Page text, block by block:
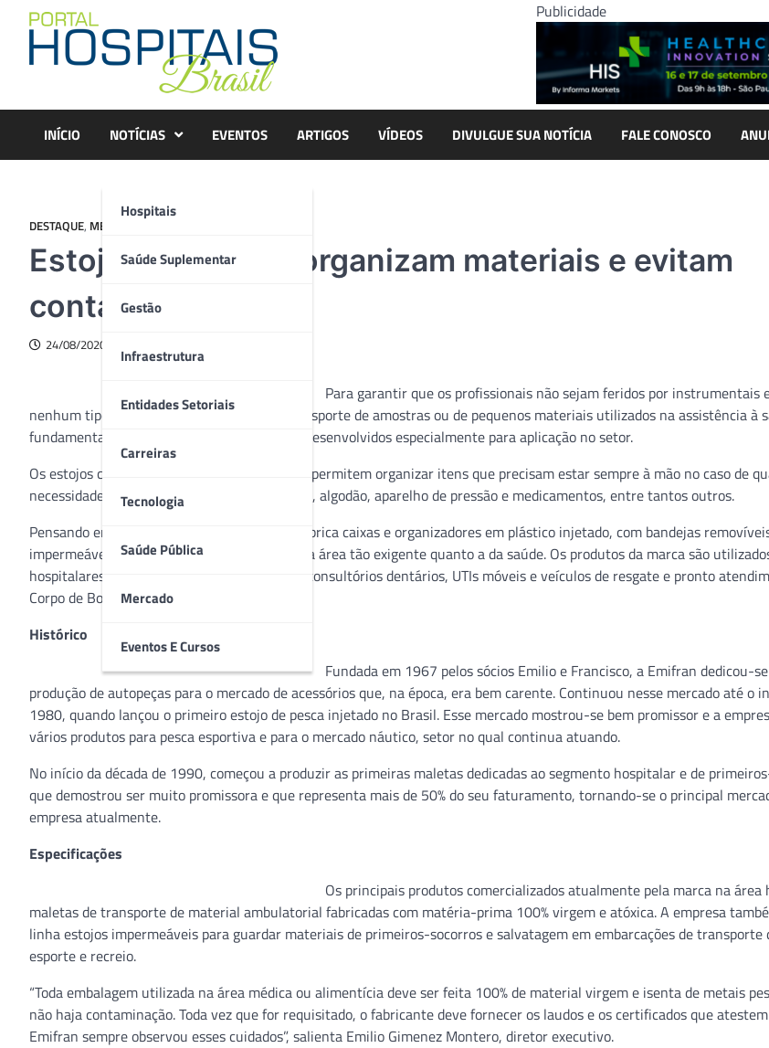
content
Publicidade
INÍCIO NOTÍCIAS
Hospitais
Saúde Suplementar
Gestão
Infraestrutura
Entidades Setoriais
Carreiras
Tecnologia
Saúde Pública
Mercado
Eventos E Cursos
EVENTOS ARTIGOS VÍDEOS DIVULGUE SUA NOTÍCIA FALE CONOSCO
DESTAQUE, MERCADO
Estojos e maletas organizam materiais e evitam
contaminações
24/08/2020
Para garantir que os profissionais não sejam feridos por instrumentais
nenhum tipo de contaminação durante o transporte de amostras ou de pequenos materiais utilizados na assistência à
fundamental contar com maletas ou estojos desenvolvidos especialmente para aplicação no setor.
Os estojos com camadas e divisórias também permitem organizar itens que precisam estar sempre à mão no caso de
necessidade, como tesoura, luva, esparadrapo, algodão, aparelho de pressão e medicamentos, entre tantos outros.
Pensando em todo esse cuidado, a Emifran fabrica caixas e organizadores em plástico injetado, com bandejas
impermeáveis e com vedação, ideais para uma área tão exigente quanto a da saúde. Os produtos da marca são
hospitalares, ambulatórios, postos de saúde, consultórios dentários, UTIs móveis e veículos de resgate e pronto
Corpo de Bombeiros e o SAMU.
Histórico
Fundada em 1967 pelos sócios Emilio e Francisco, a Emifran dedicou-
produção de autopeças para o mercado de acessórios que, na época, era bem carente. Continuou nesse mercado até o
1980, quando lançou o primeiro estojo de pesca injetado no Brasil. Esse mercado mostrou-se bem promissor e a
vários produtos para pesca esportiva e para o mercado náutico, setor no qual continua atuando.
No início da década de 1990, começou a produzir as primeiras maletas dedicadas ao segmento hospitalar e de
que demostrou ser muito promissora e que representa mais de 50% do seu faturamento, tornando-se o principal
empresa atualmente.
Especificações
Os principais produtos comercializados atualmente pela marca na área
maletas de transporte de material ambulatorial fabricadas com matéria-prima 100% virgem e atóxica. A empresa
linha estojos impermeáveis para guardar materiais de primeiros-socorros e salvatagem em embarcações de transporte
esporte e recreio.
“Toda embalagem utilizada na área médica ou alimentícia deve ser feita 100% de material virgem e isenta de metais
não haja contaminação. Toda vez que for requisitado, o fabricante deve fornecer os laudos e os certificados que
Emifran sempre observou esses cuidados”, salienta Emilio Gimenez Montero, diretor executivo.